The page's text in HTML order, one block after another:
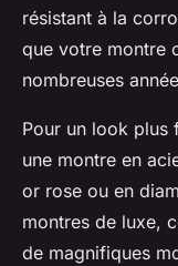
résistant à la
que votre montre
nombreuses
Pour un look plus
une montre en
or rose ou en
montres de luxe,
de magnifiques